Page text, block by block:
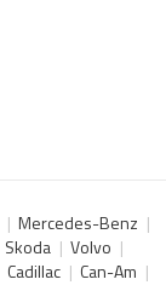
Mercedes-Benz
Skoda
Volvo
Cadillac
Can-Am